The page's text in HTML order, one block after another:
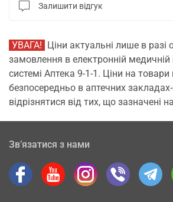
Залишити відгук
УВАГА! Ціни актуальні лише в
замовлення в електронній медичній
системі Аптека 9-1-1. Ціни на товари
безпосередньо в аптечних
відрізнятися від тих, що зазначені
Зв’язатися з нами